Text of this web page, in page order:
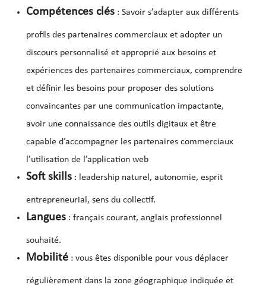
Compétences clés : Savoir s’adapter aux différents
profils des partenaires commerciaux et adopter un
discours personnalisé et approprié aux besoins et
expériences des partenaires commerciaux, comprendre
et définir les besoins pour proposer des solutions
convaincantes par une communication impactante,
avoir une connaissance des outils digitaux et être
capable d’accompagner les partenaires commerciaux
l’utilisation de l’application web
Soft skills : leadership naturel, autonomie, esprit
entrepreneurial, sens du collectif.
Langues : français courant, anglais professionnel
souhaité.
Mobilité : vous êtes disponible pour vous déplacer
régulièrement dans la zone géographique indiquée et